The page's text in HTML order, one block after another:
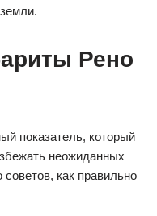
Рено
показатель, который
неожиданных
советов, как правильно